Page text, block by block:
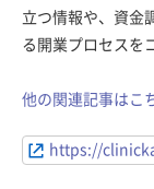
立つ情報や、資金
る開業プロセスを
他の関連記事はこ
https://